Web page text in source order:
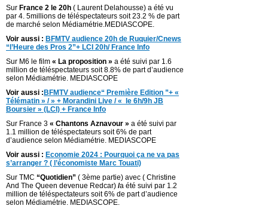
Sur France 2 le 20h ( Laurent Delahousse) a été vu
par 4. 5millions de téléspectateurs soit 23.2 % de part
de marché selon Médiamétrie.MEDIASCOPE.
Voir aussi : BFMTV audience 20h de Ruquier/Cnews
“l’Heure des Pros 2”+ LCI 20h/ France Info
Sur M6 le film « La proposition » a été suivi par 1.6
million de téléspectateurs soit 8.8% de part d’audience
selon Médiamétrie. MEDIASCOPE
Voir aussi : BFMTV audience“ Première Edition ”+ «
Télématin » / » + Morandini Live / « le 6h/9h JB
Boursier » (LCI) + France Info
Sur France 3 « Chantons Aznavour » a été suivi par
1.1 million de téléspectateurs soit 6% de part
d’audience selon Médiamétrie. MEDIASCOPE
Voir aussi : Economie 2024 : Pourquoi ça ne va pas
s’arranger ? ( l’économiste Marc Touati)
Sur TMC “Quotidien” ( 3ème partie) avec ( Christine
And The Queen devenue Redcar) /a été suivi par 1.2
million de téléspectateurs soit 6% de part d’audience
selon Médiamétrie. MEDIASCOPE.